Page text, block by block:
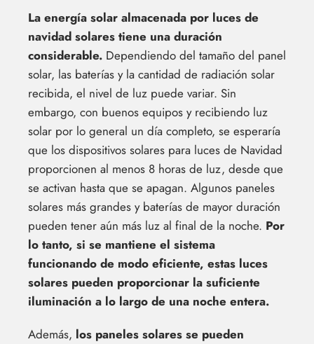
La energía solar almacenada por luces de
navidad solares tiene una duración
considerable. Dependiendo del tamaño del panel
solar, las baterías y la cantidad de radiación solar
recibida, el nivel de luz puede variar. Sin
embargo, con buenos equipos y recibiendo luz
solar por lo general un día completo, se esperaría
que los dispositivos solares para luces de Navidad
proporcionen al menos 8 horas de luz, desde que
se activan hasta que se apagan. Algunos paneles
solares más grandes y baterías de mayor duración
pueden tener aún más luz al final de la noche. Por
lo tanto, si se mantiene el sistema
funcionando de modo eficiente, estas luces
solares pueden proporcionar la suficiente
iluminación a lo largo de una noche entera.
Además, los paneles solares se pueden